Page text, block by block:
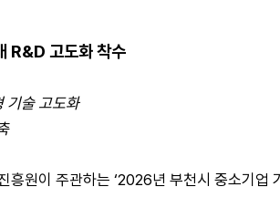
R&D 고도화 착수
기술 고도화
원이 주관하는 ‘2026년 부천시 중소기업